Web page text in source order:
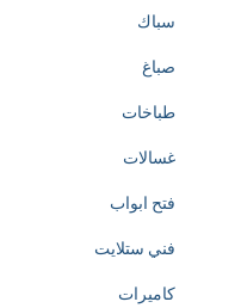
سباك
صباغ
طباخات
غسالات
فتح ابواب
فني ستلايت
كاميرات